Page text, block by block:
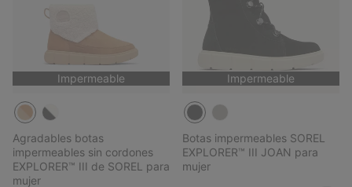
Impermeable
Agradables botas
impermeables sin cordones
EXPLORER™ III de SOREL para
mujer
Impermeable
Botas impermeables SOREL
EXPLORER™ III JOAN para
mujer